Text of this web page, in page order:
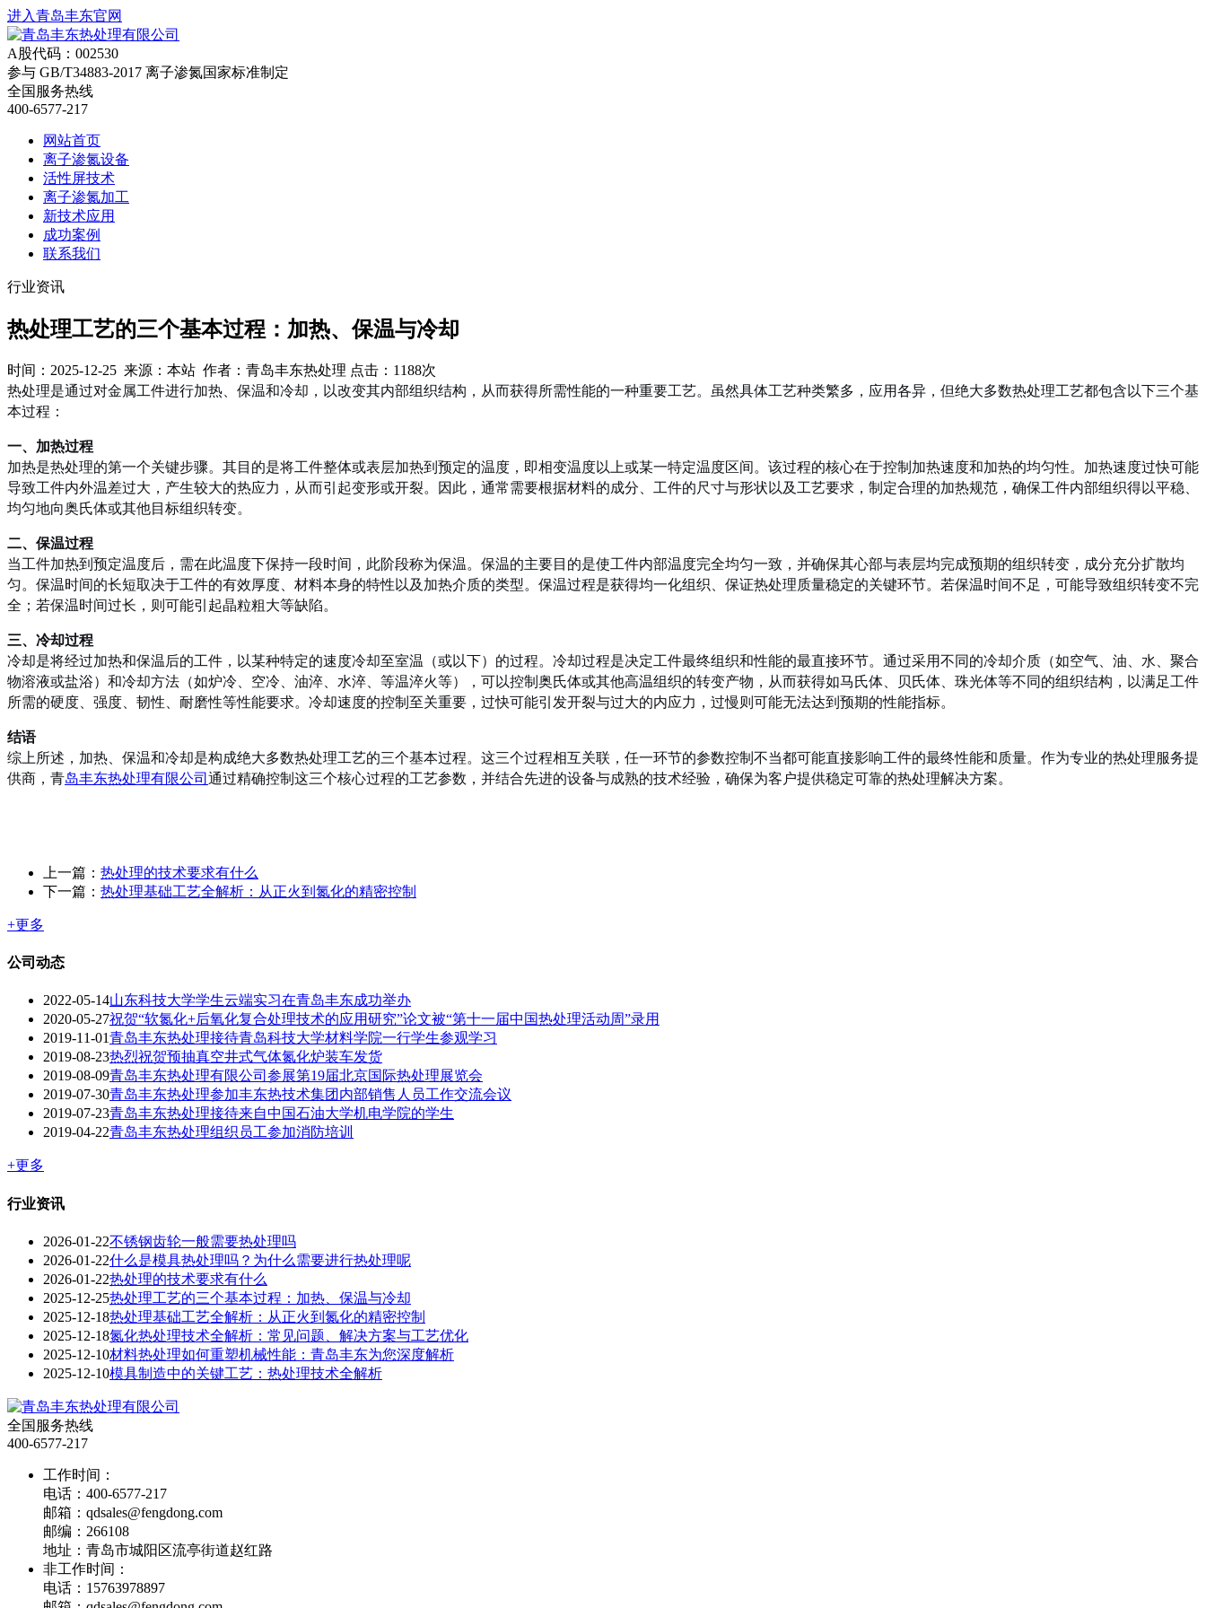
进入青岛丰东官网
A股代码：002530
参与 GB/T34883-2017 离子渗氮国家标准制定
全国服务热线
400-6577-217
网站首页
离子渗氮设备
活性屏技术
离子渗氮加工
新技术应用
成功案例
联系我们
行业资讯
热处理工艺的三个基本过程：加热、保温与冷却
时间：2025-12-25 来源：本站 作者：青岛丰东热处理 点击：1188次
热处理是通过对金属工件进行加热、保温和冷却，以改变其内部组织结构，从而获得所需性能的一种重要工艺。虽然具体工艺种类繁多，应用各异，但绝大多数热处理工艺都包含以下三个基
本过程：
一、加热过程
加热是热处理的第一个关键步骤。其目的是将工件整体或表层加热到预定的温度，即相变温度以上或某一特定温度区间。该过程的核心在于控制加热速度和加热的均匀性。加热速度过快可能
导致工件内外温差过大，产生较大的热应力，从而引起变形或开裂。因此，通常需要根据材料的成分、工件的尺寸与形状以及工艺要求，制定合理的加热规范，确保工件内部组织得以平稳、
均匀地向奥氏体或其他目标组织转变。
二、保温过程
当工件加热到预定温度后，需在此温度下保持一段时间，此阶段称为保温。保温的主要目的是使工件内部温度完全均匀一致，并确保其心部与表层均完成预期的组织转变，成分充分扩散均
匀。保温时间的长短取决于工件的有效厚度、材料本身的特性以及加热介质的类型。保温过程是获得均一化组织、保证热处理质量稳定的关键环节。若保温时间不足，可能导致组织转变不完
全；若保温时间过长，则可能引起晶粒粗大等缺陷。
三、冷却过程
冷却是将经过加热和保温后的工件，以某种特定的速度冷却至室温（或以下）的过程。冷却过程是决定工件最终组织和性能的最直接环节。通过采用不同的冷却介质（如空气、油、水、聚合
物溶液或盐浴）和冷却方法（如炉冷、空冷、油淬、水淬、等温淬火等），可以控制奥氏体或其他高温组织的转变产物，从而获得如马氏体、贝氏体、珠光体等不同的组织结构，以满足工件
所需的硬度、强度、韧性、耐磨性等性能要求。冷却速度的控制至关重要，过快可能引发开裂与过大的内应力，过慢则可能无法达到预期的性能指标。
结语
综上所述，加热、保温和冷却是构成绝大多数热处理工艺的三个基本过程。这三个过程相互关联，任一环节的参数控制不当都可能直接影响工件的最终性能和质量。作为专业的热处理服务提
供商，青岛丰东热处理有限公司通过精确控制这三个核心过程的工艺参数，并结合先进的设备与成熟的技术经验，确保为客户提供稳定可靠的热处理解决方案。
上一篇： 热处理的技术要求有什么
下一篇： 热处理基础工艺全解析：从正火到氮化的精密控制
+更多
公司动态
2022-05-14山东科技大学学生云端实习在青岛丰东成功举办
2020-05-27祝贺“软氮化+后氧化复合处理技术的应用研究”论文被“第十一届中国热处理活动周”录用
2019-11-01青岛丰东热处理接待青岛科技大学材料学院一行学生参观学习
2019-08-23热烈祝贺预抽真空井式气体氮化炉装车发货
2019-08-09青岛丰东热处理有限公司参展第19届北京国际热处理展览会
2019-07-30青岛丰东热处理参加丰东热技术集团内部销售人员工作交流会议
2019-07-23青岛丰东热处理接待来自中国石油大学机电学院的学生
2019-04-22青岛丰东热处理组织员工参加消防培训
+更多
行业资讯
2026-01-22不锈钢齿轮一般需要热处理吗
2026-01-22什么是模具热处理吗？为什么需要进行热处理呢
2026-01-22热处理的技术要求有什么
2025-12-25热处理工艺的三个基本过程：加热、保温与冷却
2025-12-18热处理基础工艺全解析：从正火到氮化的精密控制
2025-12-18氮化热处理技术全解析：常见问题、解决方案与工艺优化
2025-12-10材料热处理如何重塑机械性能：青岛丰东为您深度解析
2025-12-10模具制造中的关键工艺：热处理技术全解析
全国服务热线
400-6577-217
工作时间：
电话：400-6577-217
邮箱：qdsales@fengdong.com
邮编：266108
地址：青岛市城阳区流亭街道赵红路
非工作时间：
电话：15763978897